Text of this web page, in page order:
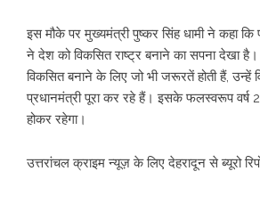
इस मौके पर मुख्यमंत्री पुष्कर सिंह धामी ने कहा कि
ने देश को विकसित राष्ट्र बनाने का सपना देखा है।
विकसित बनाने के लिए जो भी जरूरतें होती हैं,
प्रधानमंत्री पूरा कर रहे हैं। इसके फलस्वरूप वर्ष
होकर रहेगा।
उत्तरांचल क्राइम न्यूज़ के लिए देहरादून से ब्यूरो